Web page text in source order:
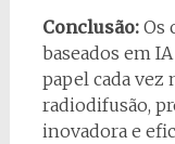
Conclusão:Os
baseados em
papel cada
radiodifusão,
inovadora e